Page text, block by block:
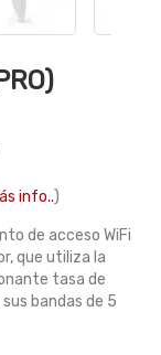
info..)
de acceso WiFi
que utiliza la
tasa de
bandas de 5